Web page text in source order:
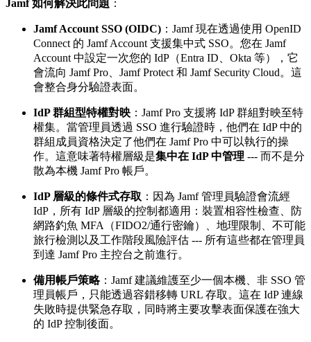
Jamf 如何解決此問題 ：
Jamf Account SSO (OIDC) ：Jamf 現在透過使用 OpenID
Connect 的 Jamf Account 支援集中式 SSO。您在 Jamf
Account 中設定一次您的 IdP（Entra ID、Okta 等），它
會流向 Jamf Pro、Jamf Protect 和 Jamf Security Cloud。這
會整合身分驗證表面。
IdP 群組型特權對映 ：Jamf Pro 支援將 IdP 群組對映至特
權集。當管理員透過 SSO 進行驗證時，他們在 IdP 中的
群組成員資格決定了他們在 Jamf Pro 中可以執行的操
作。這意味著特權層級是集中在 IdP 中管理 --- 而不是分
散為本機 Jamf Pro 帳戶。
IdP 層級的條件式存取 ：因為 Jamf 管理員驗證會流經
IdP，所有 IdP 層級的控制都適用：裝置相容性檢查、防
網路釣魚 MFA（FIDO2/通行密鑰）、地理限制、不可能
旅行檢測以及工作階段風險評估 --- 所有這些都在管理員
到達 Jamf Pro 主控台之前進行。
備用帳戶策略：Jamf 建議維護至少一個本機、非 SSO 管
理員帳戶，只能透過容錯移轉 URL 存取。這在 IdP 連線
失敗時提供緊急存取，同時將主要攻擊表面保護在強大
的 IdP 控制後面。